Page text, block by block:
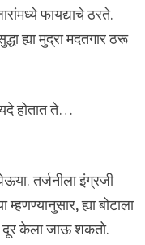
फायद्याचे ठरते.
ह्या मुद्रा मदतगार ठरू
होतात ते…
तर्जनीला इंग्रजी
ह्या बोटाला
दूर केला जाऊ शकतो.